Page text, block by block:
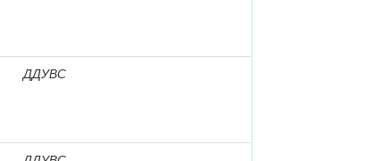
ДДУВС